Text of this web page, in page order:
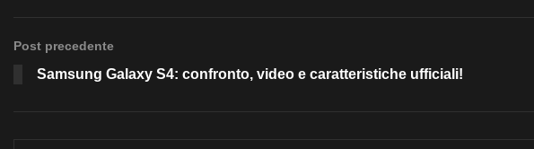
Post precedente
Samsung Galaxy S4: confronto, video e caratteristiche ufficiali!